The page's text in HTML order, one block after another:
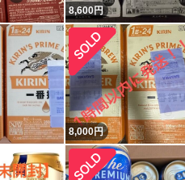
8,600円
8,000円